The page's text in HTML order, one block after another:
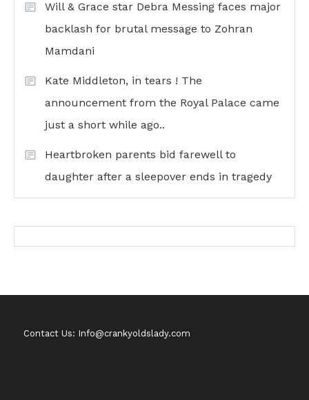
Will & Grace star Debra Messing faces major
backlash for brutal message to Zohran
Mamdani
Kate Middleton, in tears ! The
announcement from the Royal Palace came
just a short while ago..
Heartbroken parents bid farewell to
daughter after a sleepover ends in tragedy
Contact Us: Info@crankyoldslady.com